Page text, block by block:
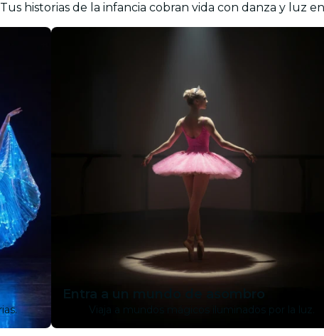
Tus historias de la infancia cobran vida con danza y luz
Entra a un mundo de asombro
Viaja a mundos mágicos iluminados por la luz.